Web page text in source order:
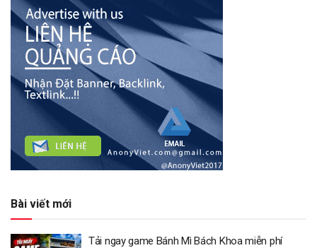
Bài viết mới
Tải ngay game Bánh Mì Bách Khoa miễn phí